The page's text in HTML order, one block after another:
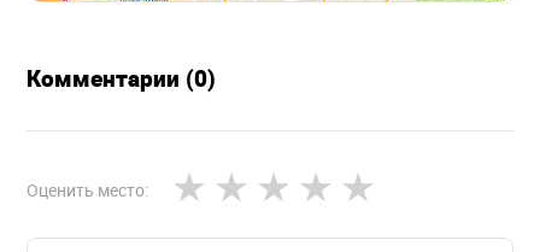
Комментарии (0)
Оценить место: